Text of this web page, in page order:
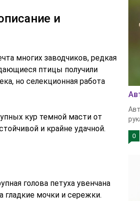
и
многих заводчиков, редкая
птицы получили
но селекционная работа
кур темной масти от
и крайне удачной.
голова петуха увенчана
мочки и сережки.
0